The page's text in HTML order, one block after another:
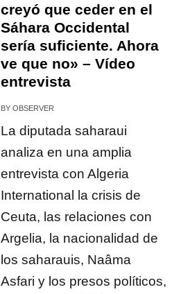
creyó que ceder en el
Sáhara Occidental
sería suficiente. Ahora
ve que no» – Vídeo
entrevista
BYOBSERVER
La diputada saharaui
analiza en una amplia
entrevista con Algeria
International la crisis de
Ceuta, las relaciones con
Argelia, la nacionalidad de
los saharauis, Naâma
Asfari y los presos políticos,